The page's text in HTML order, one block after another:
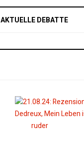
AKTUELLE DEBATTE